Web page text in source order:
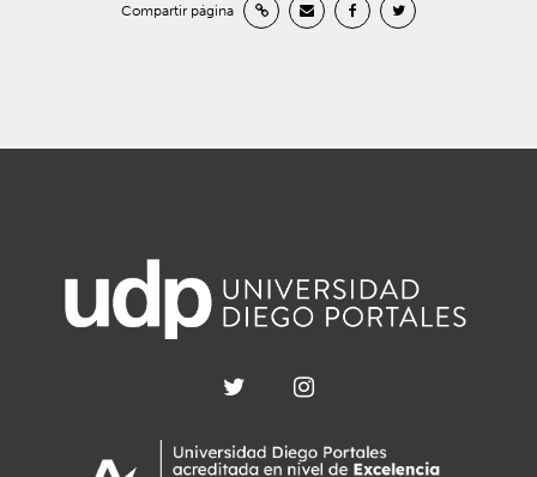
Compartir página